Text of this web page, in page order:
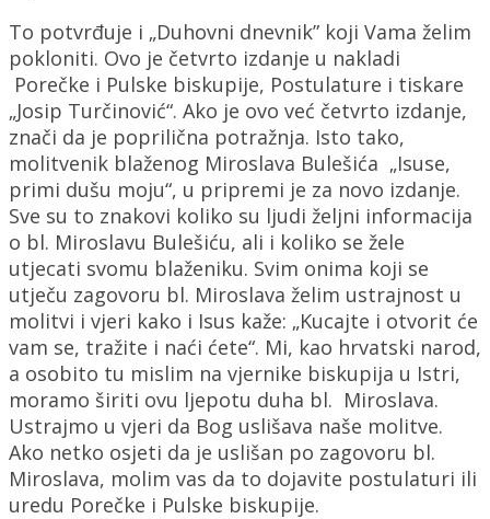
To potvrđuje i „Duhovni dnevnik” koji Vama želim
pokloniti. Ovo je četvrto izdanje u nakladi
Porečke i Pulske biskupije, Postulature i tiskare
„Josip Turčinović“. Ako je ovo već četvrto izdanje,
znači da je poprilična potražnja. Isto tako,
molitvenik blaženog Miroslava Bulešića „Isuse,
primi dušu moju“, u pripremi je za novo izdanje.
Sve su to znakovi koliko su ljudi željni informacija
o bl. Miroslavu Bulešiću, ali i koliko se žele
utjecati svomu blaženiku. Svim onima koji se
utječu zagovoru bl. Miroslava želim ustrajnost u
molitvi i vjeri kako i Isus kaže: „Kucajte i otvorit će
vam se, tražite i naći ćete“. Mi, kao hrvatski narod,
a osobito tu mislim na vjernike biskupija u Istri,
moramo širiti ovu ljepotu duha bl. Miroslava.
Ustrajmo u vjeri da Bog uslišava naše molitve.
Ako netko osjeti da je uslišan po zagovoru bl.
Miroslava, molim vas da to dojavite postulaturi ili
uredu Porečke i Pulske biskupije.